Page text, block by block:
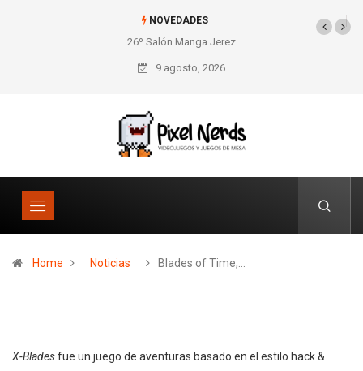
NOVEDADES
26º Salón Manga Jerez SNES Pixel Book para
los amantes de lo retro
9 agosto, 2026
Home Noticias Blades of Time,…
X-Bladesfue un juego de aventuras basado en el estilo hack &